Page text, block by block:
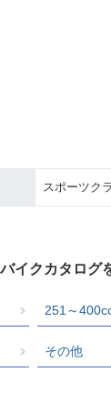
スポーツク
イクカタログ
251～
その他